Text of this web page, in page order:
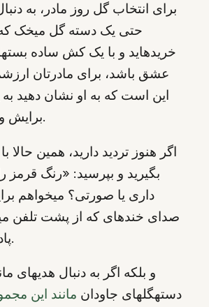
برای انتخاب گل روز مادر، به
حتی یک دسته گل میخک که
خریدهاید و با یک کش ساده
عشق باشد، برای مادرتان
این است که به او نشان دهید
برایش وقت گذاشتهاید.
اگر هنوز تردید دارید، همین حالا
بگیرید و بپرسید: «رنگ قرمز
داری یا صورتی؟ میخواهم
صدای خندهای که از پشت تلفن
پاداش خواهد بود.
و بلکه اگر به دنبال هدیهای
دستهگلهای جاودان مانند این